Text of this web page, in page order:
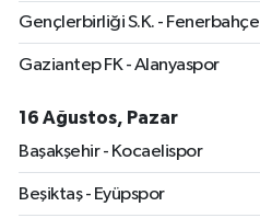
Gençlerbirliği S.K. - Fenerbahçe
Gaziantep FK - Alanyaspor
16 Ağustos, Pazar
Başakşehir - Kocaelispor
Beşiktaş - Eyüpspor